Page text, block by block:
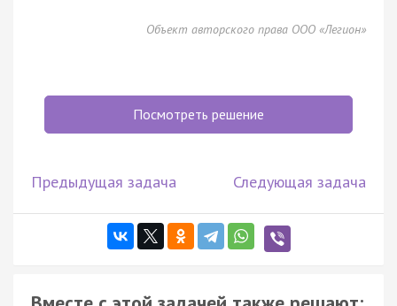
Объект авторского права ООО «Легион»
Посмотреть решение
Предыдущая задача Следующая задача